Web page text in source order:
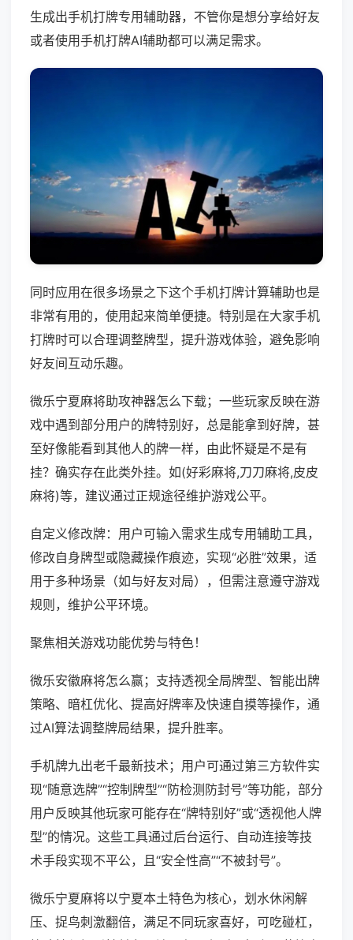
生成出手机打牌专用辅助器，不管你是想分享给好友
或者使用手机打牌AI辅助都可以满足需求。
同时应用在很多场景之下这个手机打牌计算辅助也是
非常有用的，使用起来简单便捷。特别是在大家手机
打牌时可以合理调整牌型，提升游戏体验，避免影响
好友间互动乐趣。
微乐宁夏麻将助攻神器怎么下载；一些玩家反映在游
戏中遇到部分用户的牌特别好，总是能拿到好牌，甚
至好像能看到其他人的牌一样，由此怀疑是不是有
挂？确实存在此类外挂。如(好彩麻将,刀刀麻将,皮皮
麻将)等，建议通过正规途径维护游戏公平。
自定义修改牌：用户可输入需求生成专用辅助工具，
修改自身牌型或隐藏操作痕迹，实现“必胜”效果，适
用于多种场景（如与好友对局），但需注意遵守游戏
规则，维护公平环境。
聚焦相关游戏功能优势与特色！
微乐安徽麻将怎么赢；支持透视全局牌型、智能出牌
策略、暗杠优化、提高好牌率及快速自摸等操作，通
过AI算法调整牌局结果，提升胜率。
手机牌九出老千最新技术；用户可通过第三方软件实
现“随意选牌”“控制牌型”“防检测防封号”等功能，部分
用户反映其他玩家可能存在“牌特别好”或“透视他人牌
型”的情况。这些工具通过后台运行、自动连接等技
术手段实现不平公，且“安全性高”“不被封号”。
微乐宁夏麻将以宁夏本土特色为核心，划水休闲解
压、捉鸟刺激翻倍，满足不同玩家喜好，可吃碰杠，